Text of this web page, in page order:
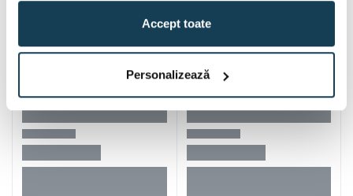
Accept toate
Personalizează